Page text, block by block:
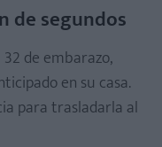
de segundos
de embarazo,
en su casa.
para trasladarla al